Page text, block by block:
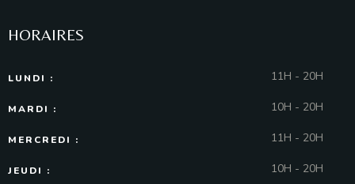
HORAIRES
LUNDI : 11H - 20H
MARDI : 10H - 20H
MERCREDI : 11H - 20H
JEUDI : 10H - 20H